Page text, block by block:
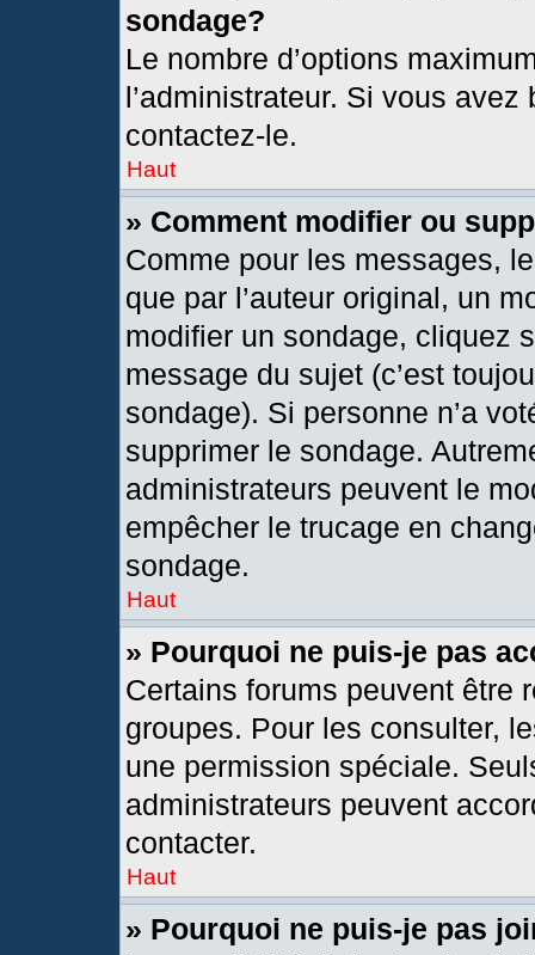
sondage?
Le nombre d’options
l’administrateur. Si vous
contactez-le.
Haut
» Comment modifier ou
Comme pour les messages,
que par l’auteur original, un
modifier un sondage, cliquez
message du sujet (c’est
sondage). Si personne n’a
supprimer le sondage.
administrateurs peuvent le
empêcher le trucage en
sondage.
Haut
» Pourquoi ne puis-je pas
Certains forums peuvent être
groupes. Pour les consulter,
une permission spéciale.
administrateurs peuvent
contacter.
Haut
» Pourquoi ne puis-je pas